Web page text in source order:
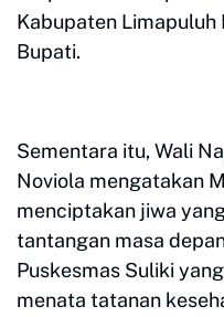
Kabupaten Limapuluh
Bupati.
Sementara itu, Wali
Noviola mengatakan
menciptakan jiwa
tantangan masa
Puskesmas Suliki
menata tatanan